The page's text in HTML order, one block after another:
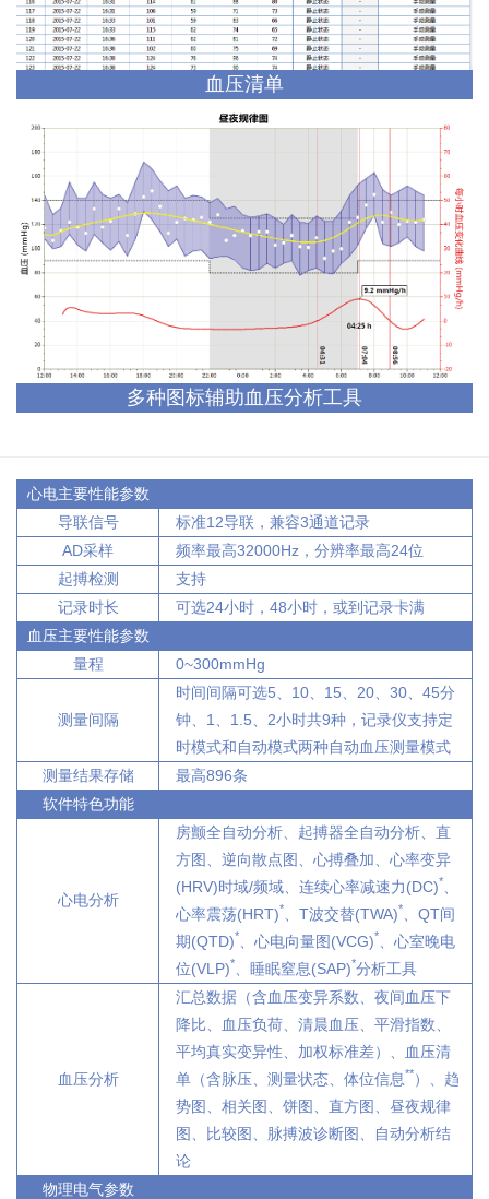
血压清单
多种图标辅助血压分析工具
心电主要性能参数
导联信号
标准12导联，兼容3通道记录
AD采样
频率最高32000Hz，分辨率最高24位
起搏检测
支持
记录时长
可选24小时，48小时，或到记录卡满
血压主要性能参数
量程
0~300mmHg
测量间隔
时间间隔可选5、10、15、20、30、45分
钟、1、1.5、2小时共9种，记录仪支持定
时模式和自动模式两种自动血压测量模式
测量结果存储
最高896条
软件特色功能
心电分析
房颤全自动分析、起搏器全自动分析、直
方图、逆向散点图、心搏叠加、心率变异
(HRV)时域/频域、连续心率减速力(DC)*
心率震荡(HRT)* 、T波交替(TWA)*
、QT间
期(QTD)* 、心电向量图(VCG)*
、心室晚电
位(VLP)* 、睡眠窒息(SAP)*分析工具
血压分析
汇总数据（含血压变异系数、夜间血压下
降比、血压负荷、清晨血压、平滑指数、
平均真实变异性、加权标准差）、血压清
单（含脉压、测量状态、体位信息**）、趋
势图、相关图、饼图、直方图、昼夜规律
图、比较图、脉搏波诊断图、自动分析结
论
物理电气参数